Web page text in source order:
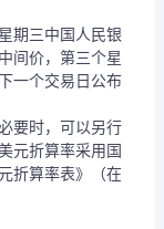
期三中国人民银
间价，第三个星
一个交易日公布
要时，可以另行
元折算率采用国
折算率表》（在